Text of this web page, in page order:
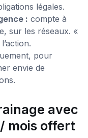
légales.
: compte à
sur les réseaux. «
pour
envie de
avec
mois offert